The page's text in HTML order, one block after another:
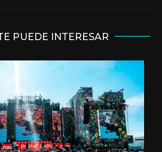
PUEDE INTERESAR